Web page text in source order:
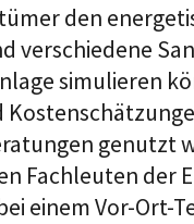
den
verschiedene
simulieren
genutzt
Fachleuten der
einem Vor-